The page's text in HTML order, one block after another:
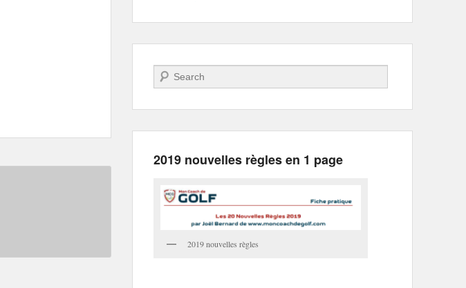
Recherche
2019 nouvelles règles en 1 page
2019 nouvelles règles